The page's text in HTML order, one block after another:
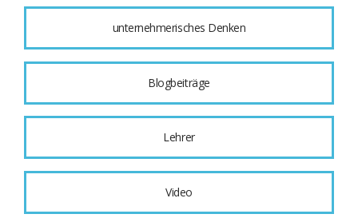
unternehmerisches Denken
Blogbeiträge
Lehrer
Video